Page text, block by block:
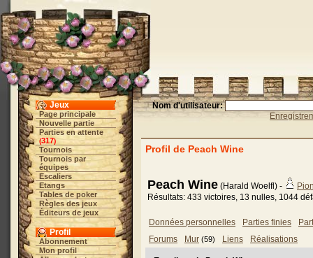
Jeux
Page principale
Nouvelle partie
Parties en attente
(317)
Tournois
Tournois par
équipes
Escaliers
Etangs
Tables de poker
Règles des jeux
Éditeurs de jeux
Profil
Abonnement
Mon profil
Nom d'utilisateur:
Profil de Peach Wine
Peach Wine (Harald Woelfl) -
Résultats: 433 victoires, 13 nulles, 1044
Données personnelles Parties finies
Forums
Mur (59) Liens Réalisations